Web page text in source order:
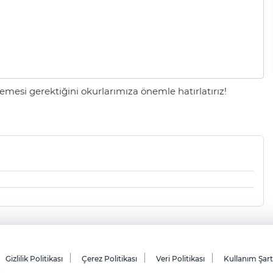
gerektiğini okurlarımıza önemle hatırlatırız!
Gizlilik Politikası Çerez Politikası Veri Politikası Kullanım